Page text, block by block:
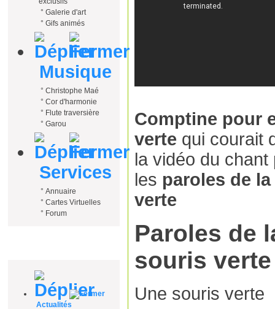
° Galerie d'art
° Gifs animés
Musique
° Christophe Maé
° Cor d'harmonie
° Flute traversière
° Garou
Services
° Annuaire
° Cartes Virtuelles
° Forum
Actualités
Comptine pour
verte qui courait
la vidéo du
les paroles de
verte
Paroles de
souris verte
Une souris verte